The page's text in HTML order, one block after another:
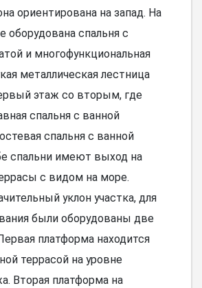
ориентирована на запад. На
оборудована спальня с
и многофункциональная
металлическая лестница
этаж со вторым, где
спальня с ванной
спальня с ванной
спальни имеют выход на
с видом на море.
уклон участка, для
были оборудованы две
платформа находится
террасой на уровне
Вторая платформа на